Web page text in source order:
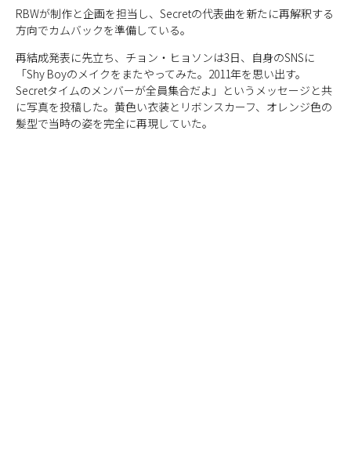
RBWが制作と企画を担当し、Secretの代表曲を新たに再解釈する
方向でカムバックを準備している。
再結成発表に先立ち、チョン・ヒョソンは3日、自身のSNSに
「Shy Boyのメイクをまたやってみた。2011年を思い出す。
Secretタイムのメンバーが全員集合だよ」というメッセージと共
に写真を投稿した。黄色い衣装とリボンスカーフ、オレンジ色の
髪型で当時の姿を完全に再現していた。